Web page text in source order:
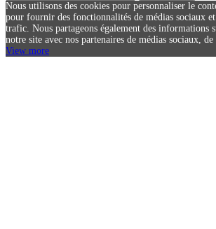
Nous utilisons des cookies pour personnaliser le
pour fournir des fonctionnalités de médias sociaux
trafic. Nous partageons également des informations
notre site avec nos partenaires de médias sociaux,
View more